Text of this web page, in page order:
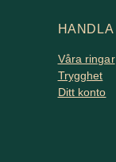
HANDLA
Våra ringar
Trygghet
Ditt konto